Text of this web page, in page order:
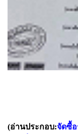
(อ่านประกอบ:จัดซื้อ